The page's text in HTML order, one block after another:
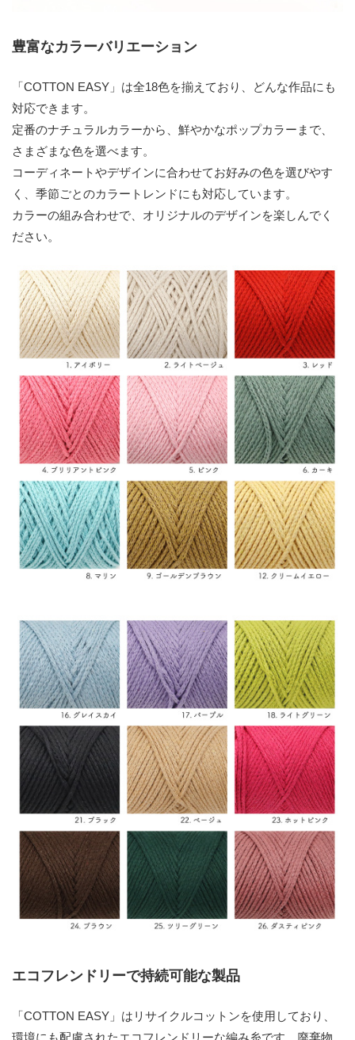
豊富なカラーバリエーション
「COTTON EASY」は全18色を揃えており、どんな作品にも
対応できます。
定番のナチュラルカラーから、鮮やかなポップカラーまで、
さまざまな色を選べます。
コーディネートやデザインに合わせてお好みの色を選びやす
く、季節ごとのカラートレンドにも対応しています。
カラーの組み合わせで、オリジナルのデザインを楽しんでく
ださい。
エコフレンドリーで持続可能な製品
「COTTON EASY」はリサイクルコットンを使用しており、
環境にも配慮されたエコフレンドリーな編み糸です。廃棄物